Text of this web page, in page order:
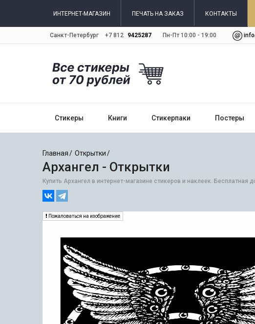
ИНТЕРНЕТ-МАГАЗИН ПЕЧАТЬ НА ЗАКАЗ КОНТАКТЫ
Санкт-Петербург +7 812 9425287 Пн-Пт 10:00 - 19:00
Стикеры Книги Стикерпаки Постеры
Главная Открытки
Архангел - Открытки
Купить Архангел в интернет-магазине стикеров и наклеек. Бесплатная
Пожаловаться на изображение